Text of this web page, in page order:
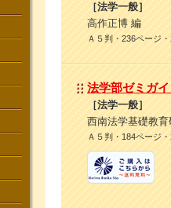
［法学一般］
高作正博 編
Ａ５判・236ページ
法学部ゼミガ
［法学一般］
西南法学基礎教
Ａ５判・184ページ